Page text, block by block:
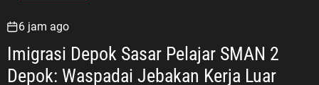
6 jam ago
Imigrasi Depok Sasar Pelajar SMAN 2
Depok: Waspadai Jebakan Kerja Luar